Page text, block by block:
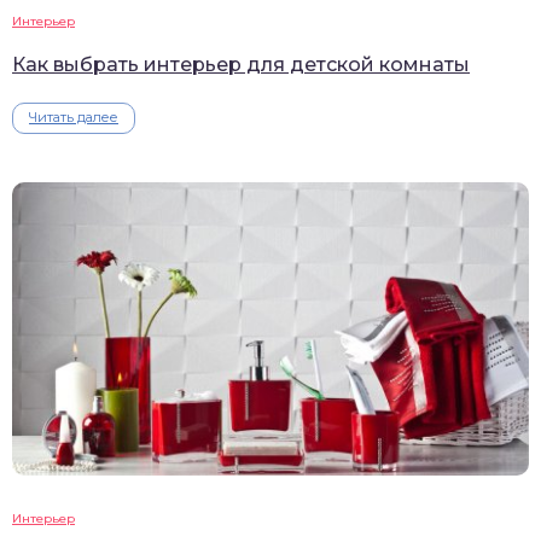
Интерьер
Как выбрать интерьер для детской комнаты
Читать далее
Интерьер